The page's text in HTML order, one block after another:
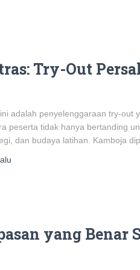
Try-Out
adalah penyelenggaraan try-out
peserta tidak hanya bertanding
dan budaya latihan. Kamboja
yang Benar